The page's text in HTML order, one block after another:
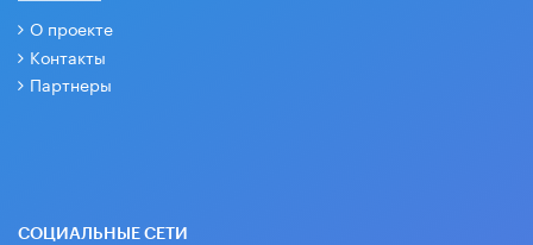
О проекте
Контакты
Партнеры
СОЦИАЛЬНЫЕ СЕТИ